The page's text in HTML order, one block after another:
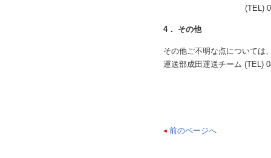
(TEL)
4． その他
その他ご不明な点については
運送部成田運送チーム (TEL)
前のページへ